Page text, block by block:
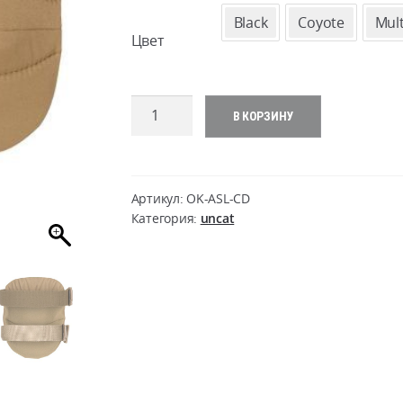
Цвет
Black Coyote
Количество
В КОРЗИНУ
Артикул: OK-ASL-CD
Категория: uncat